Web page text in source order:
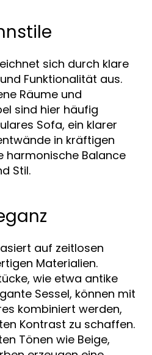
sich durch klare
Funktionalität aus.
Räume und
sind hier häufig
Sofa, ein klarer
in kräftigen
harmonische Balance
Stil.
auf zeitlosen
Materialien.
wie etwa antike
Sessel, können mit
kombiniert werden,
Kontrast zu schaffen.
Tönen wie Beige,